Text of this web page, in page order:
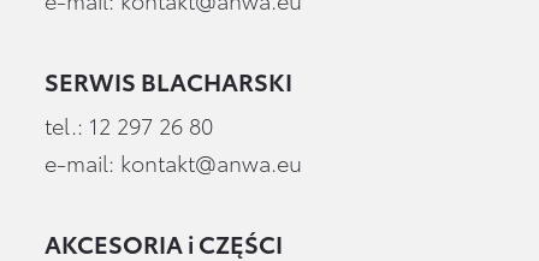
SERWIS BLACHARSKI
tel.: 12 297 26 80
e-mail: kontakt@anwa.eu
AKCESORIA i CZĘŚCI